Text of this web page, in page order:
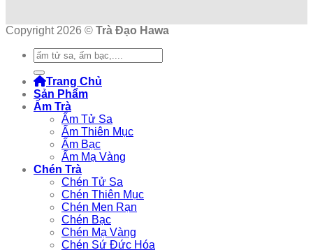
Copyright 2026 © Trà Đạo Hawa
Tìm
kiếm:
Trang Chủ
Sản Phẩm
Ấm Trà
Ấm Tử Sa
Ấm Thiên Mục
Ấm Bạc
Ấm Mạ Vàng
Chén Trà
Chén Tử Sa
Chén Thiên Mục
Chén Men Rạn
Chén Bạc
Chén Mạ Vàng
Chén Sứ Đức Hóa